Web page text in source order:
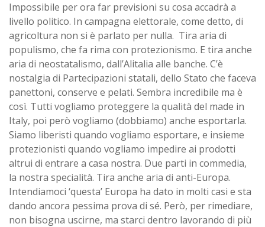
Impossibile per ora far previsioni su cosa accadrà a
livello politico. In campagna elettorale, come detto, di
agricoltura non si è parlato per nulla. Tira aria di
populismo, che fa rima con protezionismo. E tira anche
aria di neostatalismo, dall’Alitalia alle banche. C’è
nostalgia di Partecipazioni statali, dello Stato che faceva
panettoni, conserve e pelati. Sembra incredibile ma è
così. Tutti vogliamo proteggere la qualità del made in
Italy, poi però vogliamo (dobbiamo) anche esportarla.
Siamo liberisti quando vogliamo esportare, e insieme
protezionisti quando vogliamo impedire ai prodotti
altrui di entrare a casa nostra. Due parti in commedia,
la nostra specialità. Tira anche aria di anti-Europa.
Intendiamoci ‘questa’ Europa ha dato in molti casi e sta
dando ancora pessima prova di sé. Però, per rimediare,
non bisogna uscirne, ma starci dentro lavorando di più